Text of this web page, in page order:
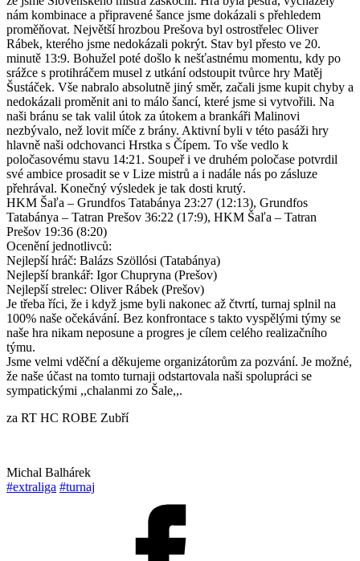
nám kombinace a připravené šance jsme dokázali s přehledem
proměňovat. Největší hrozbou Prešova byl ostrostřelec Oliver
Rábek, kterého jsme nedokázali pokrýt. Stav byl přesto ve 20.
minutě 13:9. Bohužel poté došlo k nešťastnému momentu, kdy po
srážce s protihráčem musel z utkání odstoupit tvůrce hry Matěj
Šustáček. Vše nabralo absolutně jiný směr, začali jsme kupit chyby a
nedokázali proměnit ani to málo šancí, které jsme si vytvořili. Na
naši bránu se tak valil útok za útokem a brankáři Malinovi
nezbývalo, než lovit míče z brány. Aktivní byli v této pasáži hry
hlavně naši odchovanci Hrstka s Čípem. To vše vedlo k
poločasovému stavu 14:21. Soupeř i ve druhém poločase potvrdil
své ambice prosadit se v Lize mistrů a i nadále nás po zásluze
přehrával. Konečný výsledek je tak dosti krutý.
HKM Šaľa – Grundfos Tatabánya 23:27 (12:13), Grundfos
Tatabánya – Tatran Prešov 36:22 (17:9), HKM Šaľa – Tatran
Prešov 19:36 (8:20)
Ocenění jednotlivců:
Nejlepší hráč: Balázs Szöllósi (Tatabánya)
Nejlepší brankář: Igor Chupryna (Prešov)
Nejlepší strelec: Oliver Rábek (Prešov)
Je třeba říci, že i když jsme byli nakonec až čtvrtí, turnaj splnil na
100% naše očekávání. Bez konfrontace s takto vyspělými týmy se
naše hra nikam neposune a progres je cílem celého realizačního
týmu.
Jsme velmi vděční a děkujeme organizátorům za pozvání. Je možné,
že naše účast na tomto turnaji odstartovala naši spolupráci se
sympatickými ,,chalanmi zo Šale,,.
za RT HC ROBE Zubří
Michal Balhárek
#extraliga #turnaj